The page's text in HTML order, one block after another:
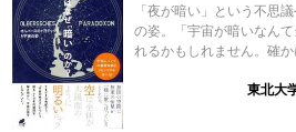
「夜が暗い」という不思
の姿。「宇宙が暗いなん
れるかもしれません。確
東北大